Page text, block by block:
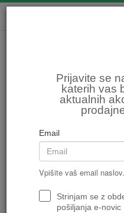
Prijavite se
katerih vas
aktualnih
Email
Vpišite vaš email naslov.
Strinjam se z
pošiljanja e-novic